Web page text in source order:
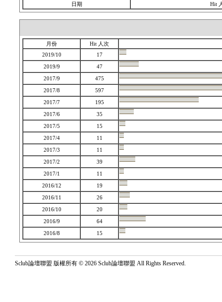
日期 Hit
月份
Hit 人次
2019/10
17
2019/9
47
2017/9
475
2017/8
597
2017/7
195
2017/6
35
2017/5
15
2017/4
11
2017/3
11
2017/2
39
2017/1
11
2016/12
19
2016/11
26
2016/10
20
2016/9
64
2016/8
15
Sclub論壇聯盟 版權所有 © 2026 Sclub論壇聯盟 All Rights Reserved.